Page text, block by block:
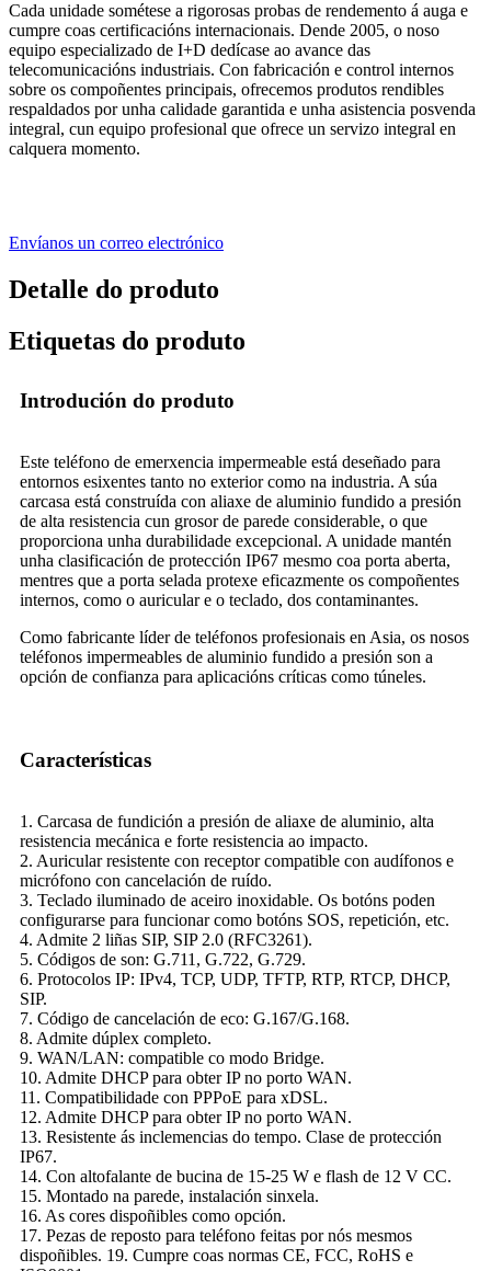
Cada unidade sométese a rigorosas probas de rendemento á auga e
cumpre coas certificacións internacionais. Dende 2005, o noso
equipo especializado de I+D dedícase ao avance das
telecomunicacións industriais. Con fabricación e control internos
sobre os compoñentes principais, ofrecemos produtos rendibles
respaldados por unha calidade garantida e unha asistencia posvenda
integral, cun equipo profesional que ofrece un servizo integral en
calquera momento.
Envíanos un correo electrónico
Detalle do produto
Etiquetas do produto
Introdución do produto
Este teléfono de emerxencia impermeable está deseñado para
entornos esixentes tanto no exterior como na industria. A súa
carcasa está construída con aliaxe de aluminio fundido a presión
de alta resistencia cun grosor de parede considerable, o que
proporciona unha durabilidade excepcional. A unidade mantén
unha clasificación de protección IP67 mesmo coa porta aberta,
mentres que a porta selada protexe eficazmente os compoñentes
internos, como o auricular e o teclado, dos contaminantes.
Como fabricante líder de teléfonos profesionais en Asia, os nosos
teléfonos impermeables de aluminio fundido a presión son a
opción de confianza para aplicacións críticas como túneles.
Características
1. Carcasa de fundición a presión de aliaxe de aluminio, alta
resistencia mecánica e forte resistencia ao impacto.
2. Auricular resistente con receptor compatible con audífonos e
micrófono con cancelación de ruído.
3. Teclado iluminado de aceiro inoxidable. Os botóns poden
configurarse para funcionar como botóns SOS, repetición, etc.
4. Admite 2 liñas SIP, SIP 2.0 (RFC3261).
5. Códigos de son: G.711, G.722, G.729.
6. Protocolos IP: IPv4, TCP, UDP, TFTP, RTP, RTCP, DHCP,
SIP.
7. Código de cancelación de eco: G.167/G.168.
8. Admite dúplex completo.
9. WAN/LAN: compatible co modo Bridge.
10. Admite DHCP para obter IP no porto WAN.
11. Compatibilidade con PPPoE para xDSL.
12. Admite DHCP para obter IP no porto WAN.
13. Resistente ás inclemencias do tempo. Clase de protección
IP67.
14. Con altofalante de bucina de 15-25 W e flash de 12 V CC.
15. Montado na parede, instalación sinxela.
16. As cores dispoñibles como opción.
17. Pezas de reposto para teléfono feitas por nós mesmos
dispoñibles. 19. Cumpre coas normas CE, FCC, RoHS e